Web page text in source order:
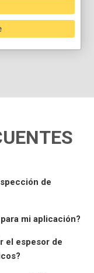
de
mi aplicación?
el espesor de